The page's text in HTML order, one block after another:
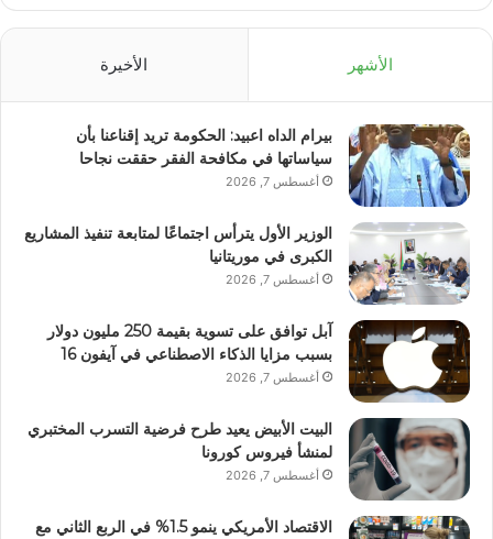
الأشهر الأخيرة
بيرام الداه اعبيد: الحكومة تريد إقناعنا بأن
سياساتها في مكافحة الفقر حققت نجاحا
أغسطس 7, 2026
الوزير الأول يترأس اجتماعًا لمتابعة تنفيذ المشاريع
الكبرى في موريتانيا
أغسطس 7, 2026
آبل توافق على تسوية بقيمة 250 مليون دولار
بسبب مزايا الذكاء الاصطناعي في آيفون 16
أغسطس 7, 2026
البيت الأبيض يعيد طرح فرضية التسرب المختبري
لمنشأ فيروس كورونا
أغسطس 7, 2026
الاقتصاد الأمريكي ينمو 1.5% في الربع الثاني مع